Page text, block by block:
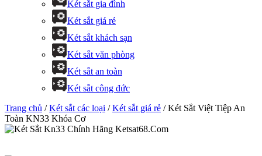
Két sắt gia đình
Két sắt giá rẻ
Két sắt khách sạn
Két sắt văn phòng
Két sắt an toàn
Két sắt công đức
Trang chủ /Két sắt các loại /Két sắt giá rẻ / Két Sắt Việt Tiệp An
Toàn KN33 Khóa Cơ